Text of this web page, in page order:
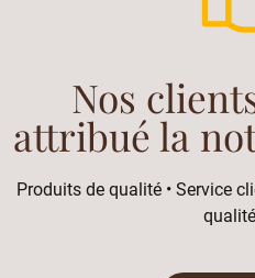
Nos
attribué la
Produits de qualité • Service